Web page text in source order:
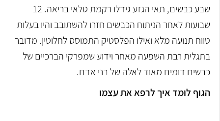
שבע כבשים, תאי הגזע גידלו רקמת טלאי בריאה. 12
שבועות לאחר הניתוח הכבשים חזרו להשתובב והיו בעלות
טווח תנועה מלא ואילו הפלסטיק התמוסס לחלוטין. מדובר
בתגלית רבת השפעה מאחר וידוע שמפרקי הברכיים של
כבשים דומים מאוד לאלה של בני אדם.
הגוף לומד איך לרפא את עצמו